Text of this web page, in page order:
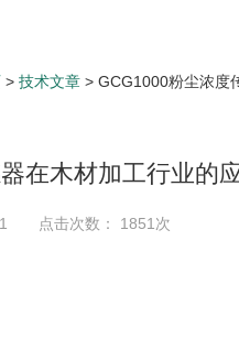
> 技术文章 > GCG1000粉尘浓度
在木材加工行业的
点击次数： 1851次